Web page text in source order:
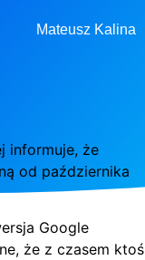
Mateusz Kalina
informuje, że
od października
Google
że z czasem ktoś